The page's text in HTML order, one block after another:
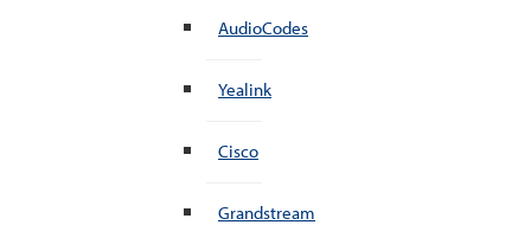
AudioCodes
Yealink
Cisco
Grandstream